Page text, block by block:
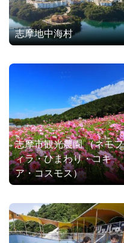
志摩地中海村
志摩市観光農園 （ネモフ
ィラ・ひまわり・コキ
ア・コスモス）